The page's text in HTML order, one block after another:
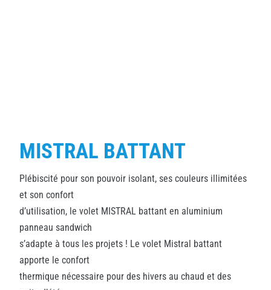
MISTRAL BATTANT
Plébiscité pour son pouvoir isolant, ses couleurs illimitées
et son confort
d’utilisation, le volet MISTRAL battant en aluminium
panneau sandwich
s’adapte à tous les projets ! Le volet Mistral battant
apporte le confort
thermique nécessaire pour des hivers au chaud et des